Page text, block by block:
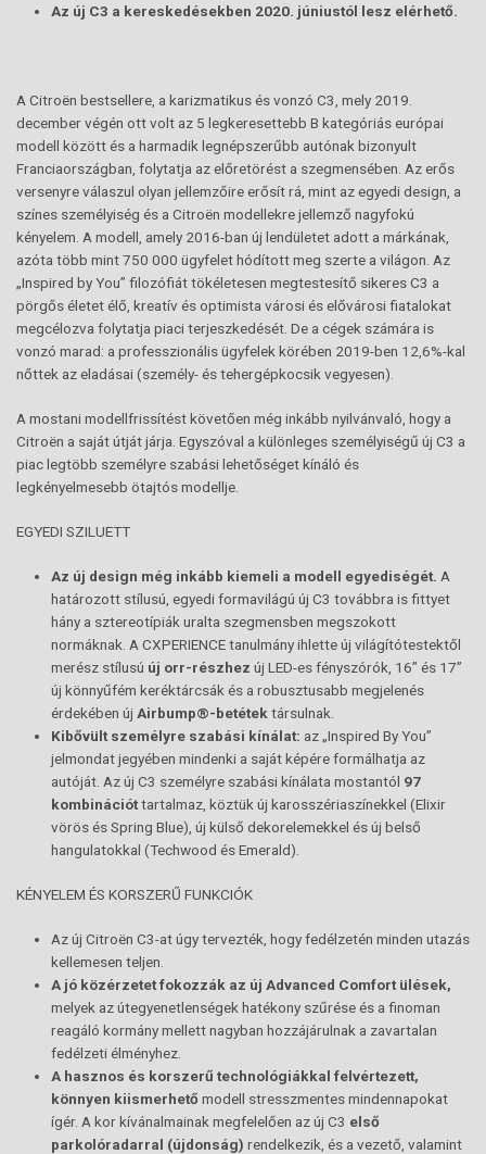
Az új C3 a kereskedésekben 2020. júniustól lesz elérhető.
A Citroën bestsellere, a karizmatikus és vonzó C3, mely 2019.
december végén ott volt az 5 legkeresettebb B kategóriás európai
modell között és a harmadik legnépszerűbb autónak bizonyult
Franciaországban, folytatja az előretörést a szegmensében. Az erős
versenyre válaszul olyan jellemzőire erősít rá, mint az egyedi design, a
színes személyiség és a Citroën modellekre jellemző nagyfokú
kényelem. A modell, amely 2016-ban új lendületet adott a márkának,
azóta több mint 750 000 ügyfelet hódított meg szerte a világon. Az
„Inspired by You” filozófiát tökéletesen megtestesítő sikeres C3 a
pörgős életet élő, kreatív és optimista városi és elővárosi fiatalokat
megcélozva folytatja piaci terjeszkedését. De a cégek számára is
vonzó marad: a professzionális ügyfelek körében 2019-ben 12,6%-kal
nőttek az eladásai (személy- és tehergépkocsik vegyesen).
A mostani modellfrissítést követően még inkább nyilvánvaló, hogy a
Citroën a saját útját járja. Egyszóval a különleges személyiségű új C3 a
piac legtöbb személyre szabási lehetőséget kínáló és
legkényelmesebb ötajtós modellje.
EGYEDI SZILUETT
Az új design még inkább kiemeli a modell egyediségét. A
határozott stílusú, egyedi formavilágú új C3 továbbra is fittyet
hány a sztereotípiák uralta szegmensben megszokott
normáknak. A CXPERIENCE tanulmány ihlette új világítótestektől
merész stílusú új orr-részhez új LED-es fényszórók, 16” és 17”
új könnyűfém keréktárcsák és a robusztusabb megjelenés
érdekében új Airbump®-betétek társulnak.
Kibővült személyre szabási kínálat: az „Inspired By You”
jelmondat jegyében mindenki a saját képére formálhatja az
autóját. Az új C3 személyre szabási kínálata mostantól 97
kombinációttartalmaz, köztük új karosszériaszínekkel (Elixir
vörös és Spring Blue), új külső dekorelemekkel és új belső
hangulatokkal (Techwood és Emerald).
KÉNYELEM ÉS KORSZERŰ FUNKCIÓK
Az új Citroën C3-at úgy tervezték, hogy fedélzetén minden utazás
kellemesen teljen.
A jó közérzetet fokozzák az új Advanced Comfort ülések,
melyek az útegyenetlenségek hatékony szűrése és a finoman
reagáló kormány mellett nagyban hozzájárulnak a zavartalan
fedélzeti élményhez.
A hasznos és korszerű technológiákkal felvértezett,
könnyen kiismerhetőmodell stresszmentes mindennapokat
ígér. A kor kívánalmainak megfelelően az új C3 első
parkolóradarral (újdonság) rendelkezik, és a vezető, valamint